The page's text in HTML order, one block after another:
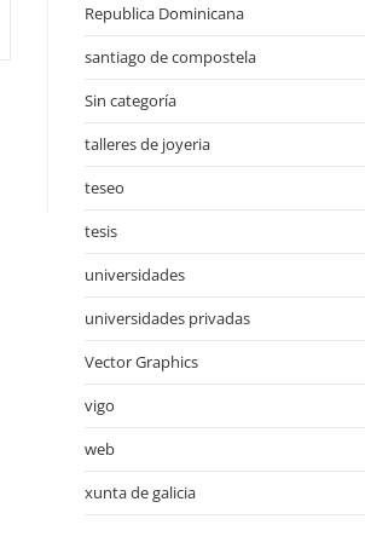
Republica Dominicana
santiago de compostela
Sin categoría
talleres de joyeria
teseo
tesis
universidades
universidades privadas
Vector Graphics
vigo
web
xunta de galicia